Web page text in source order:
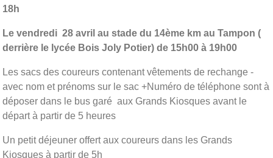
18h
Le vendredi 28 avril au stade du 14ème km au Tampon (
derrière le lycée Bois Joly Potier) de 15h00 à 19h00
Les sacs des coureurs contenant vêtements de rechange -
avec nom et prénoms sur le sac +Numéro de téléphone sont à
déposer dans le bus garé aux Grands Kiosques avant le
départ à partir de 5 heures
Un petit déjeuner offert aux coureurs dans les Grands
Kiosques à partir de 5h